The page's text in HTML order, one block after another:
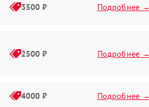
3500 ₽ Подробнее →
2500 ₽ Подробнее →
4000 ₽ Подробнее →